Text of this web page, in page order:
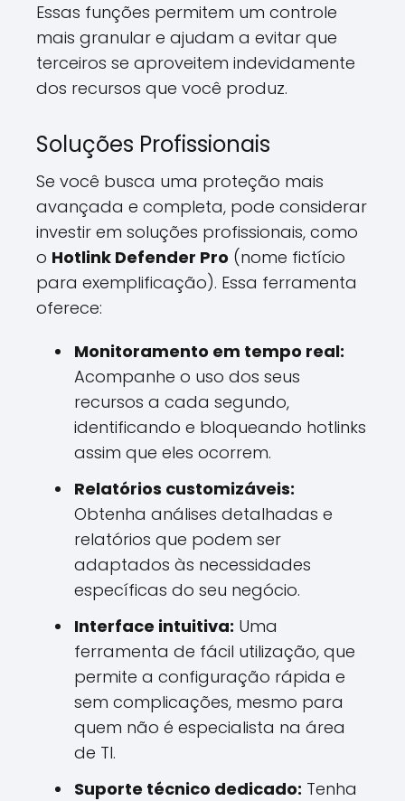
Essas funções permitem um controle
mais granular e ajudam a evitar que
terceiros se aproveitem indevidamente
dos recursos que você produz.
Soluções Profissionais
Se você busca uma proteção mais
avançada e completa, pode considerar
investir em soluções profissionais, como
o Hotlink Defender Pro (nome fictício
para exemplificação). Essa ferramenta
oferece:
Monitoramento em tempo real:
Acompanhe o uso dos seus
recursos a cada segundo,
identificando e bloqueando hotlinks
assim que eles ocorrem.
Relatórios customizáveis:
Obtenha análises detalhadas e
relatórios que podem ser
adaptados às necessidades
específicas do seu negócio.
Interface intuitiva: Uma
ferramenta de fácil utilização, que
permite a configuração rápida e
sem complicações, mesmo para
quem não é especialista na área
de TI.
Suporte técnico dedicado: Tenha